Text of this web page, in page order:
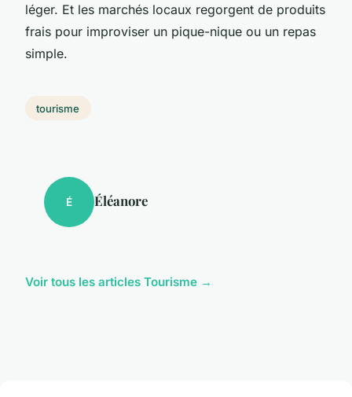
léger. Et les marchés locaux regorgent de produits
frais pour improviser un pique-nique ou un repas
simple.
tourisme
É Éléanore
Voir tous les articles Tourisme →